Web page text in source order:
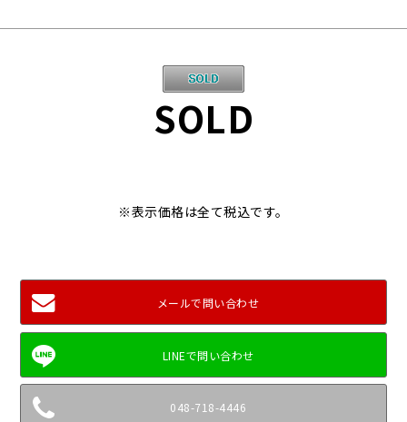
SOLD
※表示価格は全て税込です。
メールで問い合わせ
048-718-4446